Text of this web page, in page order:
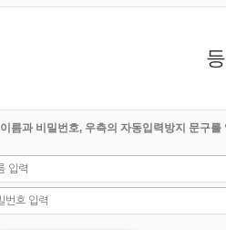
이름과 비밀번호, 우측의 자동입력방지 문구를